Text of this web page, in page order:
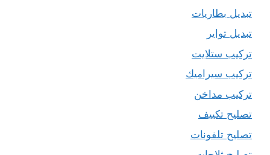
تبديل بطاريات
تبديل تواير
تركيب ستلايت
تركيب سيراميك
تركيب مداخن
تصليح تكييف
تصليح تلفونات